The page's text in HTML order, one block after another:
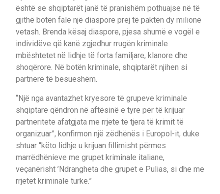
është se shqiptarët janë të pranishëm pothuajse në të
gjithë botën falë një diaspore prej të paktën dy milionë
vetash. Brenda kësaj diaspore, pjesa shumë e vogël e
individëve që kanë zgjedhur rrugën kriminale
mbështetet në lidhje të forta familjare, klanore dhe
shoqërore. Në botën kriminale, shqiptarët njihen si
partnerë të besueshëm.
“Një nga avantazhet kryesore të grupeve kriminale
shqiptare qëndron në aftësinë e tyre për të krijuar
partneritete afatgjata me rrjete të tjera të krimit të
organizuar”, konfirmon një zëdhënës i Europol-it, duke
shtuar “këto lidhje u krijuan fillimisht përmes
marrëdhënieve me grupet kriminale italiane,
veçanërisht ’Ndrangheta dhe grupet e Pulias, si dhe me
rrjetet kriminale turke.”